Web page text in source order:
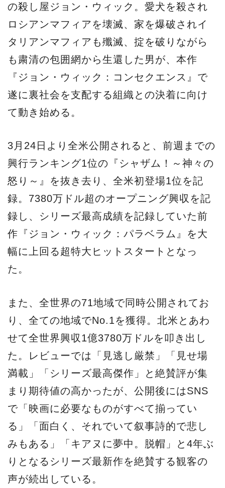
の殺し屋ジョン・ウィック。愛犬を殺され
ロシアンマフィアを壊滅、家を爆破されイ
タリアンマフィアも殲滅、掟を破りながら
も粛清の包囲網から生還した男が、本作
『ジョン・ウィック：コンセクエンス』で
遂に裏社会を支配する組織との決着に向け
て動き始める。
3月24日より全米公開されると、前週までの
興行ランキング1位の『シャザム！～神々の
怒り～』を抜き去り、全米初登場1位を記
録。7380万ドル超のオープニング興収を記
録し、シリーズ最高成績を記録していた前
作『ジョン・ウィック：パラベラム』を大
幅に上回る超特大ヒットスタートとなっ
た。
また、全世界の71地域で同時公開されてお
り、全ての地域でNo.1を獲得。北米とあわ
せて全世界興収1億3780万ドルを叩き出し
た。レビューでは「見逃し厳禁」「見せ場
満載」「シリーズ最高傑作」と絶賛評が集
まり期待値の高かったが、公開後にはSNS
で「映画に必要なものがすべて揃ってい
る」「面白く、それでいて叙事詩的で悲し
みもある」「キアヌに夢中。脱帽」と4年ぶ
りとなるシリーズ最新作を絶賛する観客の
声が続出している。